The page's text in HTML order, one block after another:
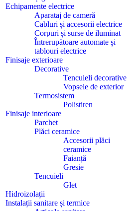
Echipamente electrice
Aparataj de cameră
Cabluri și accesorii electrice
Corpuri și surse de iluminat
Întrerupătoare automate și
tablouri electrice
Finisaje exterioare
Decorative
Tencuieli decorative
Vopsele de exterior
Termosistem
Polistiren
Finisaje interioare
Parchet
Plăci ceramice
Accesorii plăci
ceramice
Faianță
Gresie
Tencuieli
Glet
Hidroizolații
Instalații sanitare și termice